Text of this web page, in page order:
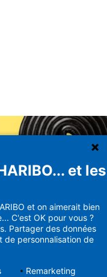
et les
et on aimerait bien
C'est OK pour vous ?
Partager des données
de personnalisation de
Remarketing